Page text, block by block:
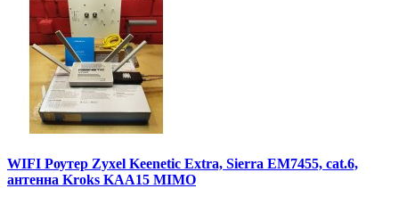
WIFI Роутер Zyxel Keenetic Extra, Sierra EM7455, cat.6,
антенна Kroks KAA15 MIMO